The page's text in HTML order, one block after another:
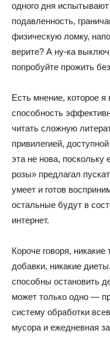
одного дня
подавленность,
физическую ломку,
верите? А ну-ка
попробуйте прожить
Есть мнение, которое
способность
читать сложную
привилегией,
эта не нова,
розы» предлагал
умеет и готов
остальные будут в
интернет.
Короче говоря,
добавки, никакие
способны остановить
может только одно —
систему обработки
мусора и ежедневная